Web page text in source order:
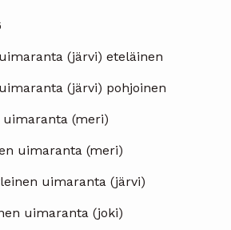
(järvi) eteläinen
(järvi) pohjoinen
uimaranta (meri)
uimaranta (meri)
uimaranta (järvi)
uimaranta (joki)